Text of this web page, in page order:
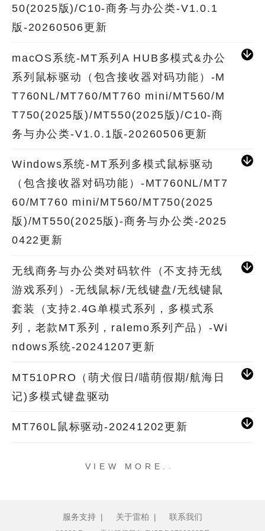
50(2025版)/C10-商务与办公类-V1.0.1
版-20260506更新
macOS系统-MT系列A HUB多模式&办公
系列鼠标驱动（包含接收器对码功能）-M
T760NL/MT760/MT760 mini/MT560/M
T750(2025版)/MT550(2025版)/C10-商
务与办公类-V1.0.1版-20260506更新
Windows系统-MT系列多模式鼠标驱动
（包含接收器对码功能）-MT760NL/MT7
60/MT760 mini/MT560/MT750(2025
版)/MT550(2025版)-商务与办公类-2025
0422更新
无线商务与办公类对码软件（不支持无线
游戏系列）-无线鼠标/无线键盘/无线键鼠
套装（支持2.4G单模式系列，多模式系
列，老款MT系列，ralemo系列产品）-Wi
ndows系统-20241207更新
MT510PRO（萌犬假日/喵萌假期/航海日
记)多模式键盘驱动
MT760L鼠标驱动-20241202更新
VIEW MORE .
服务支持 | 关于雷柏 | 联系我们